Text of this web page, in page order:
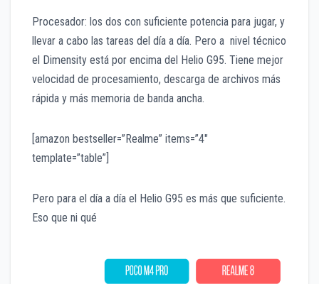
Procesador: los dos con suficiente potencia para jugar, y
llevar a cabo las tareas del día a día. Pero a nivel técnico
el Dimensity está por encima del Helio G95. Tiene mejor
velocidad de procesamiento, descarga de archivos más
rápida y más memoria de banda ancha.
[amazon bestseller=”Realme” items=”4″
template=”table”]
Pero para el día a día el Helio G95 es más que suficiente.
Eso que ni qué